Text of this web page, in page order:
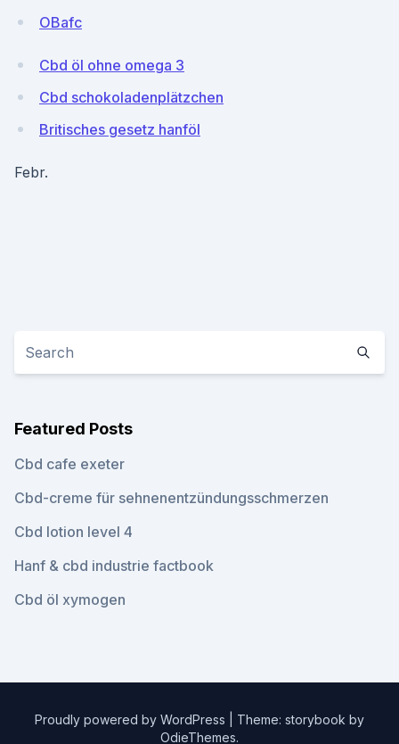
OBafc
Cbd öl ohne omega 3
Cbd schokoladenplätzchen
Britisches gesetz hanföl
Febr.
Featured Posts
Cbd cafe exeter
Cbd-creme für sehnenentzündungsschmerzen
Cbd lotion level 4
Hanf & cbd industrie factbook
Cbd öl xymogen
Proudly powered by WordPress
Theme: storybook by
OdieThemes.